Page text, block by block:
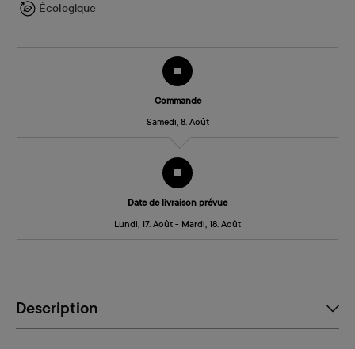
Écologique
Commande
Samedi, 8. Août
Date de livraison prévue
Lundi, 17. Août - Mardi, 18. Août
Description